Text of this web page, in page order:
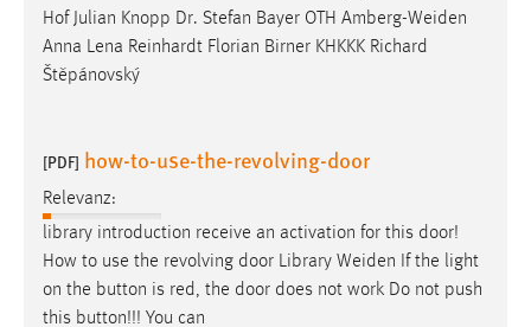
Hof Julian Knopp Dr. Stefan Bayer OTH Amberg-Weiden
Anna Lena Reinhardt Florian Birner KHKKK Richard
Štěpánovský
[PDF] how-to-use-the-revolving-door
Relevanz:
library introduction receive an activation for this door!
How to use the revolving door Library Weiden If the light
on the button is red, the door does not work Do not push
this button!!! You can
Name:
Anbieter:
Zweck:
Conversion-Tracking
Cookie Laufzeit:
3 Monate